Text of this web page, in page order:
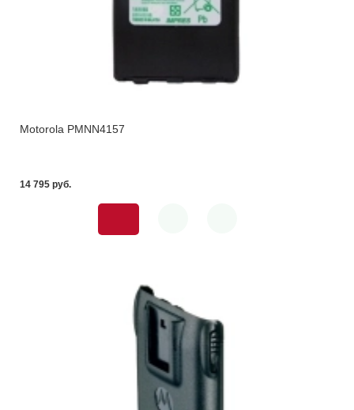
Motorola PMNN4157
14 795 pуб.